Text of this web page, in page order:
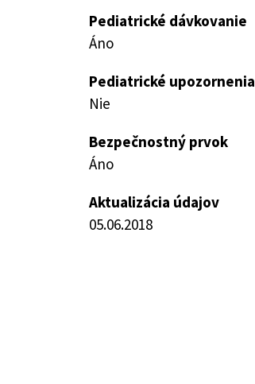
Pediatrické dávkovanie
Áno
Pediatrické upozornenia
Nie
Bezpečnostný prvok
Áno
Aktualizácia údajov
05.06.2018